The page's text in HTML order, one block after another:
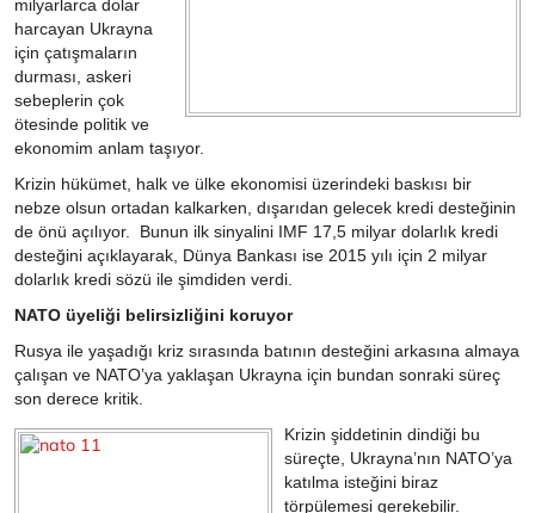
milyarlarca dolar
harcayan Ukrayna
için çatışmaların
durması, askeri
sebeplerin çok
ötesinde politik ve
ekonomim anlam taşıyor.
Krizin hükümet, halk ve ülke ekonomisi üzerindeki baskısı bir
nebze olsun ortadan kalkarken, dışarıdan gelecek kredi desteğinin
de önü açılıyor. Bunun ilk sinyalini IMF 17,5 milyar dolarlık kredi
desteğini açıklayarak, Dünya Bankası ise 2015 yılı için 2 milyar
dolarlık kredi sözü ile şimdiden verdi.
NATO üyeliği belirsizliğini koruyor
Rusya ile yaşadığı kriz sırasında batının desteğini arkasına almaya
çalışan ve NATO’ya yaklaşan Ukrayna için bundan sonraki süreç
son derece kritik.
Krizin şiddetinin dindiği bu
süreçte, Ukrayna’nın NATO’ya
katılma isteğini biraz
törpülemesi gerekebilir.